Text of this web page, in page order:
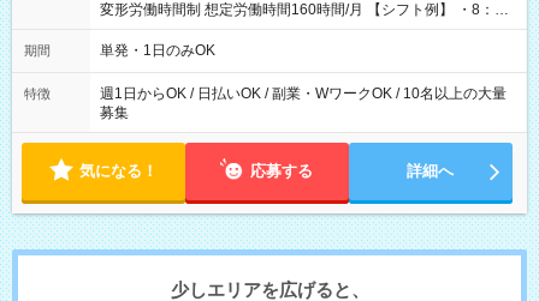
変形労働時間制 想定労働時間160時間/月 【シフト例】 ・8：00
～21：00
期間 単発・1日のみOK
特徴
週1日からOK / 日払いOK / 副業・WワークOK / 10名以上の大量
募集
気になる！ 応募する 詳細へ
少しエリアを広げると、